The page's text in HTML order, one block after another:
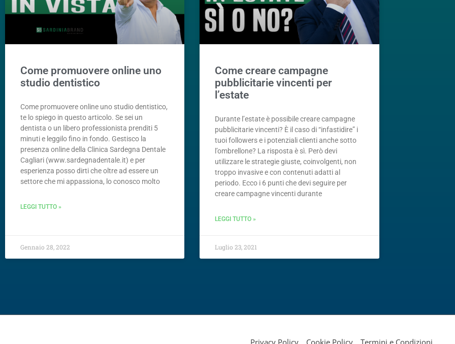
Come promuovere online uno
studio dentistico
Come promuovere online uno studio dentistico,
te lo spiego in questo articolo. Se sei un
dentista o un libero professionista prenditi 5
minuti e leggilo fino in fondo. Gestisco la
presenza online della Clinica Sardegna Dentale
Cagliari (www.sardegnadentale.it) e per
esperienza posso dirti che oltre ad essere un
settore che mi appassiona, lo conosco molto
LEGGI TUTTO »
Gennaio 28, 2022
Come creare campagne
pubblicitarie vincenti per
l’estate
Durante l’estate è possibile creare campagne
pubblicitarie vincenti? È il caso di “infastidire” i
tuoi followers e i potenziali clienti anche sotto
l’ombrellone? La risposta è sì. Però devi
utilizzare le strategie giuste, coinvolgenti, non
troppo invasive e con contenuti adatti al
periodo. Ecco i 6 punti che devi seguire per
creare campagne vincenti durante
LEGGI TUTTO »
Luglio 23, 2021
Privacy Policy Cookie Policy Termini e Condizioni